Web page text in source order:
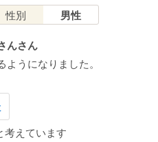
性別 男性
んさん
ようになりました。
考えています